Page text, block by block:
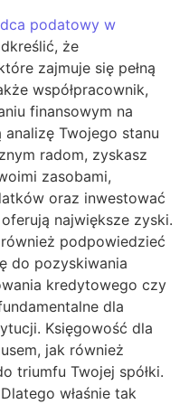
podatowy w
że
zajmuje się pełną
współpracownik,
finansowym na
analizę Twojego stanu
radom, zyskasz
zasobami,
oraz inwestować
największe zyski.
podpowiedzieć
do pozyskiwania
kredytowego czy
dla
Księgowość dla
jak również
triumfu Twojej spółki.
Dlatego właśnie tak